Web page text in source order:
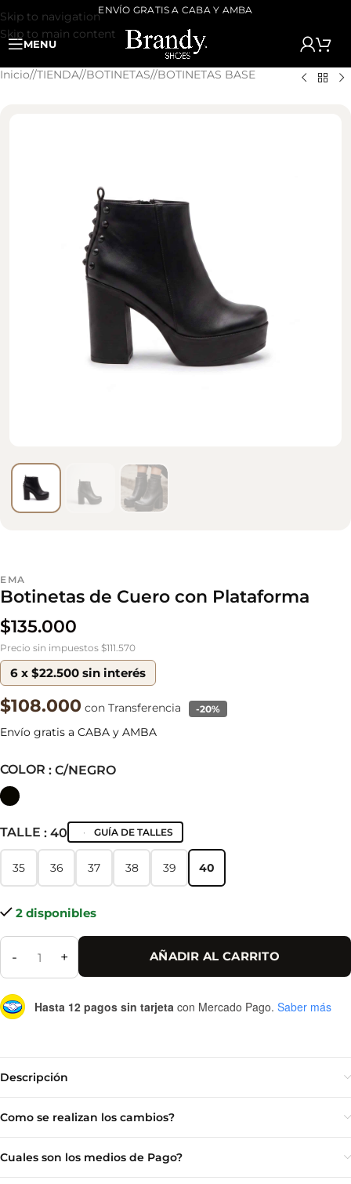
Skip to navigation
Skip to main content
ENVÍO GRATIS A CABA Y AMBA
MENU
Inicio/ TIENDA/ BOTINETAS/ BOTINETAS BASE
EMA
Botinetas de Cuero con Plataforma
$135.000
Hasta 12 pagos sin tarjeta con Mercado Pago. Saber más
COLOR : C/NEGRO
TALLE : 40 GUÍA DE TALLES
35
35 36
36 37
37 38
38 39
39 40
40
2 disponibles
- + AÑADIR AL CARRITO
Precio sin impuestos $111.570
6 x $22.500 sin interés
$108.000 con Transferencia -20%
Envío gratis a CABA y AMBA
Descripción
Como se realizan los cambios?
Cuales son los medios de Pago?